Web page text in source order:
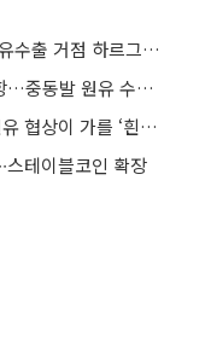
트럼프, 이란에 사흘째 공격 예고…원유수출 거점 하르그섬 점령 위협
호르무즈 첫 통과 韓 선박, 울산항 입항…중동발 원유 수송 '분수령’
우유는 남는데 가격은 그대로…6월 원유 협상이 가를 ‘흰우유 딜레마’
스테이블코인 확장